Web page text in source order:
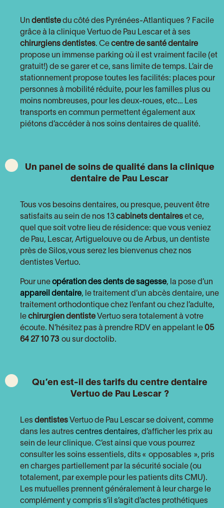
Un dentiste du côté des Pyrénées-Atlantiques ? Facile
grâce à la clinique Vertuo de Pau Lescar et à ses
chirurgiens dentistes. Ce centre de santé dentaire
propose un immense parking où il est vraiment facile (et
gratuit!) de se garer et ce, sans limite de temps. L’air de
stationnement propose toutes les facilités: places pour
personnes à mobilité réduite, pour les familles plus ou
moins nombreuses, pour les deux-roues, etc… Les
transports en commun permettent également aux
piétons d’accéder à nos soins dentaires de qualité.
Un panel de soins de qualité dans la clinique
dentaire de Pau Lescar
Tous vos besoins dentaires, ou presque, peuvent être
satisfaits au sein de nos 13 cabinets dentaires et ce,
quel que soit votre lieu de résidence: que vous veniez
de Pau , Lescar, Artiguelouve ou de Arbus, un dentiste
près de Silos,vous serez les bienvenus chez nos
dentistes Vertuo.
Pour une opération des dents de sagesse, la pose d’un
appareil dentaire, le traitement d’un abcès dentaire, une
traitement orthodontique chez l’enfant ou chez l’adulte,
le chirurgien dentiste Vertuo sera totalement à votre
écoute. N’hésitez pas à prendre RDV en appelant le 05
64 27 10 73 ou sur doctolib.
Qu’en est-il des tarifs du centre dentaire
Vertuo de Pau Lescar ?
Les dentistes Vertuo de Pau Lescar se doivent, comme
dans les autres centres dentaires, d’afficher les prix au
sein de leur clinique. C’est ainsi que vous pourrez
consulter les soins essentiels, dits « opposables », pris
en charges partiellement par la sécurité sociale (ou
totalement, par exemple pour les patients dits CMU).
Les mutuelles prennent généralement à leur charge le
complément y compris s’il s’agit d’actes prothétiques